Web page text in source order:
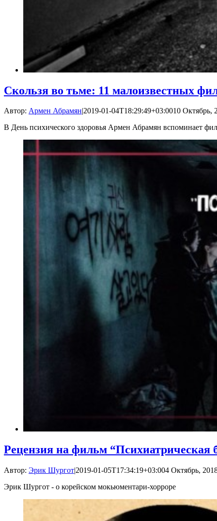
Скользя во тьме: 11 малоизвестных
Автор: Армен Абрамян|2019-01-04T18:29:49+03:0010 Октябрь,
В День психического здоровья Армен Абрамян вспоминает
Рецензия на фильм “Психиатрическая
Автор: Эрик Шургот|2019-01-05T17:34:19+03:004 Октябрь,
Эрик Шургот - о корейском мокьюментари-хорроре